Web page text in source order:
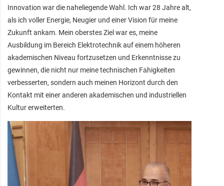
Innovation war die naheliegende Wahl. Ich war 28 Jahre alt,
als ich voller Energie, Neugier und einer Vision für meine
Zukunft ankam. Mein oberstes Ziel war es, meine
Ausbildung im Bereich Elektrotechnik auf einem höheren
akademischen Niveau fortzusetzen und Erkenntnisse zu
gewinnen, die nicht nur meine technischen Fähigkeiten
verbesserten, sondern auch meinen Horizont durch den
Kontakt mit einer anderen akademischen und industriellen
Kultur erweiterten.